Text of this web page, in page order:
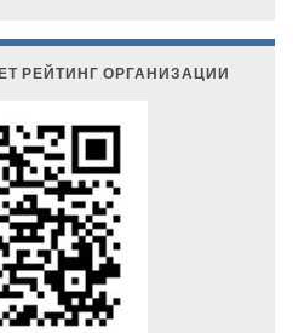
РЕЙТИНГ ОРГАНИЗАЦИИ